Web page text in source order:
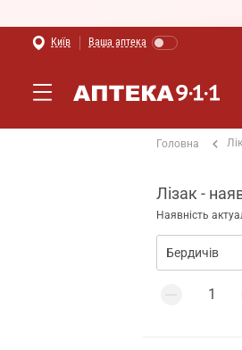
Київ Ваша аптека
Головна
Лізак -
Наявність